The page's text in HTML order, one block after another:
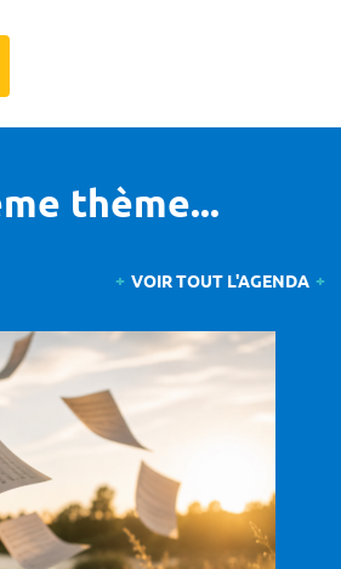
thème...
VOIR TOUT L'AGENDA